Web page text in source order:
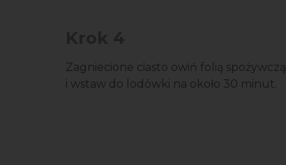
Zagniecione ciasto owiń folią spożywczą
i wstaw do lodówki na około 30 minut.